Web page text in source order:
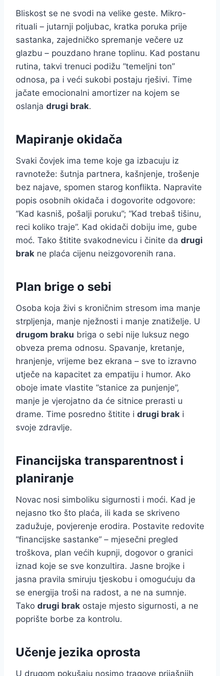
Bliskost se ne svodi na velike geste. Mikro-
rituali – jutarnji poljubac, kratka poruka prije
sastanka, zajedničko spremanje večere uz
glazbu – pouzdano hrane toplinu. Kad postanu
rutina, takvi trenuci podižu “temeljni ton”
odnosa, pa i veći sukobi postaju rješivi. Time
jačate emocionalni amortizer na kojem se
oslanja drugi brak.
Mapiranje okidača
Svaki čovjek ima teme koje ga izbacuju iz
ravnoteže: šutnja partnera, kašnjenje, trošenje
bez najave, spomen starog konflikta. Napravite
popis osobnih okidača i dogovorite odgovore:
“Kad kasniš, pošalji poruku”; “Kad trebaš tišinu,
reci koliko traje”. Kad okidači dobiju ime, gube
moć. Tako štitite svakodnevicu i činite da drugi
brak ne plaća cijenu neizgovorenih rana.
Plan brige o sebi
Osoba koja živi s kroničnim stresom ima manje
strpljenja, manje nježnosti i manje znatiželje. U
drugom braku briga o sebi nije luksuz nego
obveza prema odnosu. Spavanje, kretanje,
hranjenje, vrijeme bez ekrana – sve to izravno
utječe na kapacitet za empatiju i humor. Ako
oboje imate vlastite “stanice za punjenje”,
manje je vjerojatno da će sitnice prerasti u
drame. Time posredno štitite i drugi brak i
svoje zdravlje.
Financijska transparentnost i
planiranje
Novac nosi simboliku sigurnosti i moći. Kad je
nejasno tko što plaća, ili kada se skriveno
zadužuje, povjerenje erodira. Postavite redovite
“financijske sastanke” – mjesečni pregled
troškova, plan većih kupnji, dogovor o granici
iznad koje se sve konzultira. Jasne brojke i
jasna pravila smiruju tjeskobu i omogućuju da
se energija troši na radost, a ne na sumnje.
Tako drugi brak ostaje mjesto sigurnosti, a ne
poprište borbe za kontrolu.
Učenje jezika oprosta
U drugom pokušaju nosimo tragove prijašnjih